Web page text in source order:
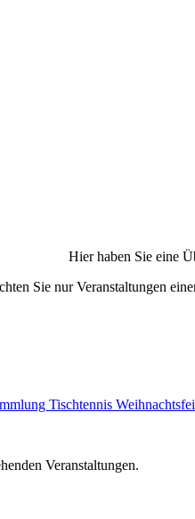
Hier haben Sie eine
Sie nur Veranstaltungen
Tischtennis
Veranstaltungen.